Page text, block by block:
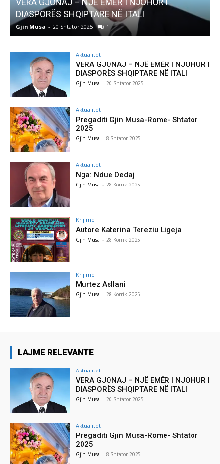
AKTUALITET
Pregaditi Gjin Musa-Rome- Shtator 2025
Gjin Musa - 8 Shtator 2025 0
Aktualitet
VERA GJONAJ – NJË EMËR I NJOHUR I
DIASPORËS SHQIPTARE NË ITALI
Gjin Musa - 20 Shtator 2025
Aktualitet
Pregaditi Gjin Musa-Rome- Shtator
2025
Gjin Musa - 8 Shtator 2025
Aktualitet
Nga: Ndue Dedaj
Gjin Musa - 28 Korrik 2025
Krijime
Autore Katerina Tereziu Ligeja
Gjin Musa - 28 Korrik 2025
Krijime
Murtez Asllani
Gjin Musa - 28 Korrik 2025
LAJME RELEVANTE
Aktualitet
VERA GJONAJ – NJË EMËR I NJOHUR I
DIASPORËS SHQIPTARE NË ITALI
Gjin Musa - 20 Shtator 2025
Aktualitet
Pregaditi Gjin Musa-Rome- Shtator
2025
Gjin Musa - 8 Shtator 2025